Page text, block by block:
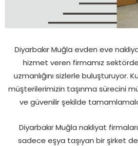
Diyarbakır Muğla evden eve
hizmet veren firmamız
uzmanlığını sizlerle buluşturuyor.
müşterilerimizin taşınma sürecini
ve güvenilir şekilde
Diyarbakır Muğla nakliyat
sadece eşya taşıyan bir şirket